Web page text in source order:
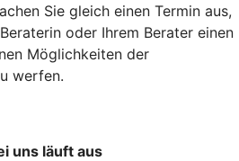
Sie gleich einen Termin aus,
oder Ihrem Berater einen
Möglichkeiten der
werfen.
uns läuft aus